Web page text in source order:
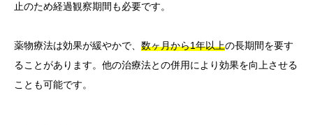
止のため経過観察期間も必要です。
薬物療法は効果が緩やかで、 数ヶ月から1年以上の長期間を要す
ることがあります。他の治療法との併用により効果を向上させる
ことも可能です。